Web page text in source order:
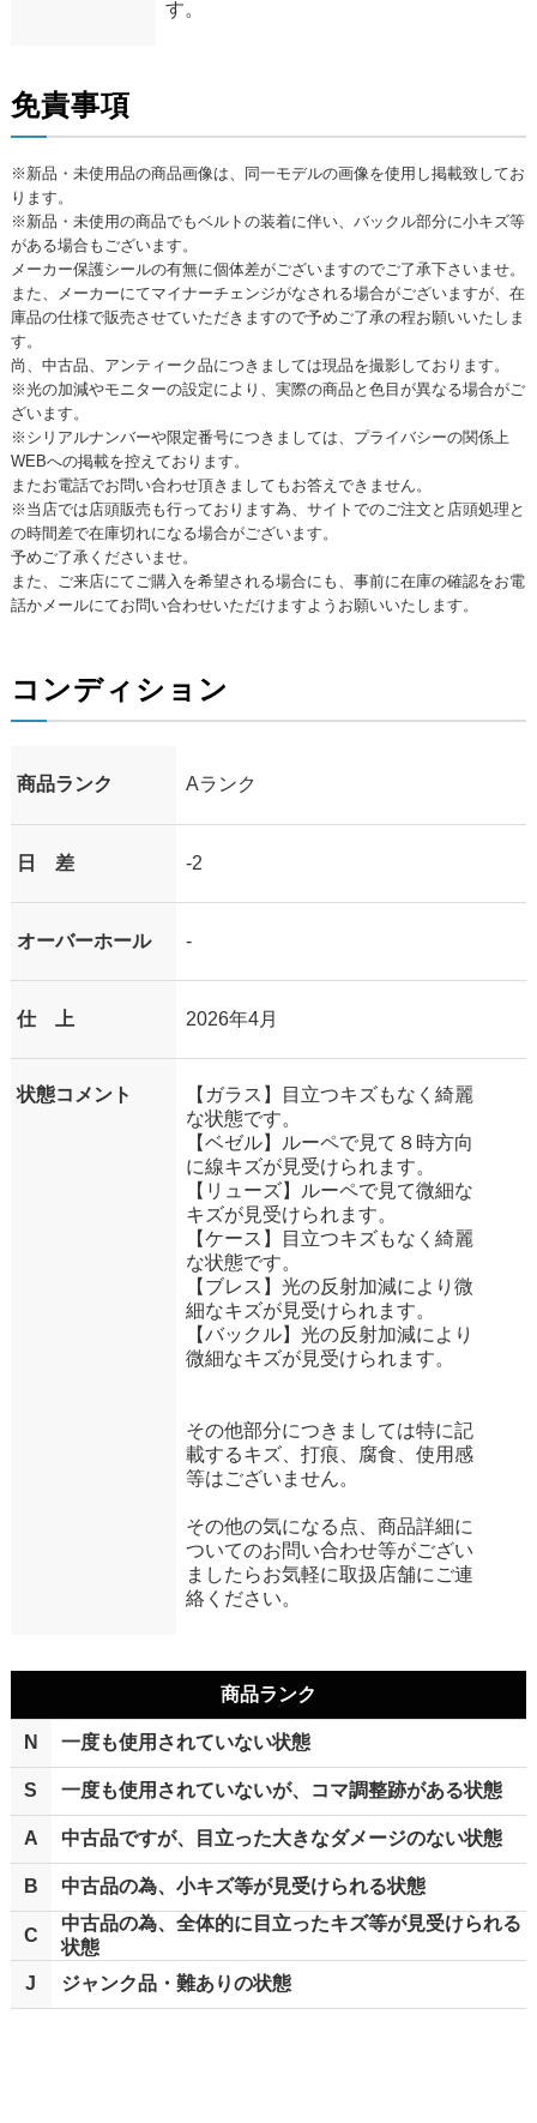
す。
免責事項
※新品・未使用品の商品画像は、同一モデルの画像を使用し掲載致してお
ります。
※新品・未使用の商品でもベルトの装着に伴い、バックル部分に小キズ等
がある場合もございます。
メーカー保護シールの有無に個体差がございますのでご了承下さいませ。
また、メーカーにてマイナーチェンジがなされる場合がございますが、在
庫品の仕様で販売させていただきますので予めご了承の程お願いいたしま
す。
尚、中古品、アンティーク品につきましては現品を撮影しております。
※光の加減やモニターの設定により、実際の商品と色目が異なる場合がご
ざいます。
※シリアルナンバーや限定番号につきましては、プライバシーの関係上
WEBへの掲載を控えております。
またお電話でお問い合わせ頂きましてもお答えできません。
※当店では店頭販売も行っております為、サイトでのご注文と店頭処理と
の時間差で在庫切れになる場合がございます。
予めご了承くださいませ。
また、ご来店にてご購入を希望される場合にも、事前に在庫の確認をお電
話かメールにてお問い合わせいただけますようお願いいたします。
コンディション
商品ランク Aランク
日 差 -2
オーバーホール -
仕 上 2026年4月
状態コメント
【ガラス】目立つキズもなく綺麗
な状態です。
【ベゼル】ルーペで見て８時方向
に線キズが見受けられます。
【リューズ】ルーペで見て微細な
キズが見受けられます。
【ケース】目立つキズもなく綺麗
な状態です。
【ブレス】光の反射加減により微
細なキズが見受けられます。
【バックル】光の反射加減により
微細なキズが見受けられます。
その他部分につきましては特に記
載するキズ、打痕、腐食、使用感
等はございません。
その他の気になる点、商品詳細に
ついてのお問い合わせ等がござい
ましたらお気軽に取扱店舗にご連
絡ください。
商品ランク
N 一度も使用されていない状態
S 一度も使用されていないが、コマ調整跡がある状態
A 中古品ですが、目立った大きなダメージのない状態
B 中古品の為、小キズ等が見受けられる状態
C
中古品の為、全体的に目立ったキズ等が見受けられる
状態
J
ジャンク品・難ありの状態